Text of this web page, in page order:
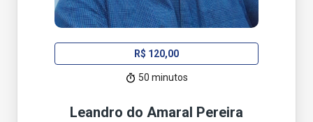
R$ 120,00
50 minutos
Leandro do Amaral Pereira